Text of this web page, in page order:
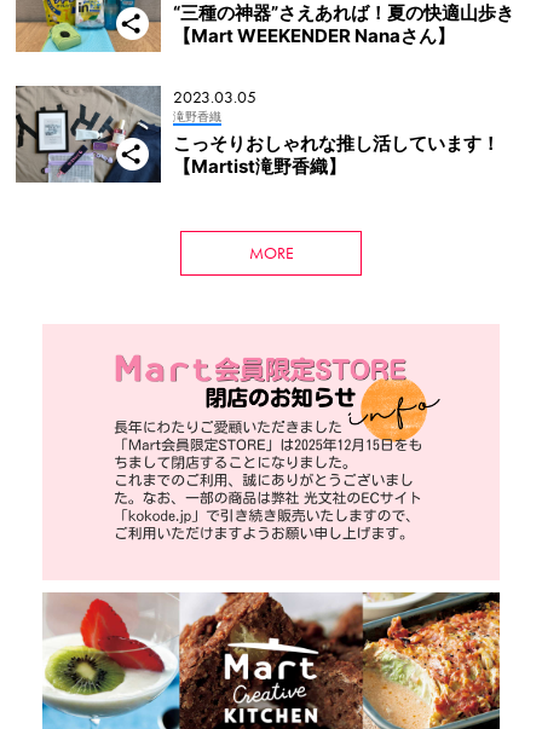
“三種の神器”さえあれば！夏の快適山歩き
【Mart WEEKENDER Nanaさん】
2023.03.05
滝野香織
こっそりおしゃれな推し活しています！
【Martist滝野香織】
MORE